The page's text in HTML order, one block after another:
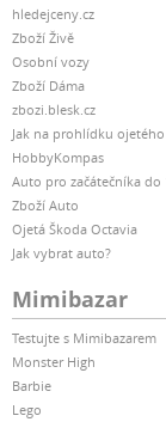
hledejceny.cz
Zboží Živě
Osobní vozy
Zboží Dáma
zbozi.blesk.cz
Jak na prohlídku
HobbyKompas
Auto pro začátečníka do
Zboží Auto
Ojetá Škoda Octavia
Jak vybrat auto?
Mimibazar
Testujte s Mimibazarem
Monster High
Barbie
Lego